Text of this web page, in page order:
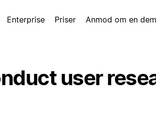
Enterprise Priser Anmod om en
user